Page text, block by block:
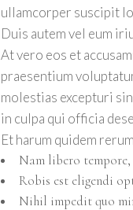
ullamcorper suscipit
Duis autem vel eum
At vero eos et
praesentium
molestias excepturi
in culpa qui officia
Et harum quidem
Nam libero tempore,
Robis est eligendi
Nihil impedit quo